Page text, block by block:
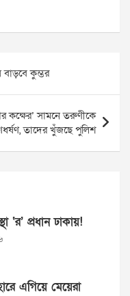
কুম্ভর
কক্ষের’ সামনে তরুণীকে
তাদের খুঁজছে পুলিশ
‘র’ প্রধান ঢাকায়!
এগিয়ে মেয়েরা